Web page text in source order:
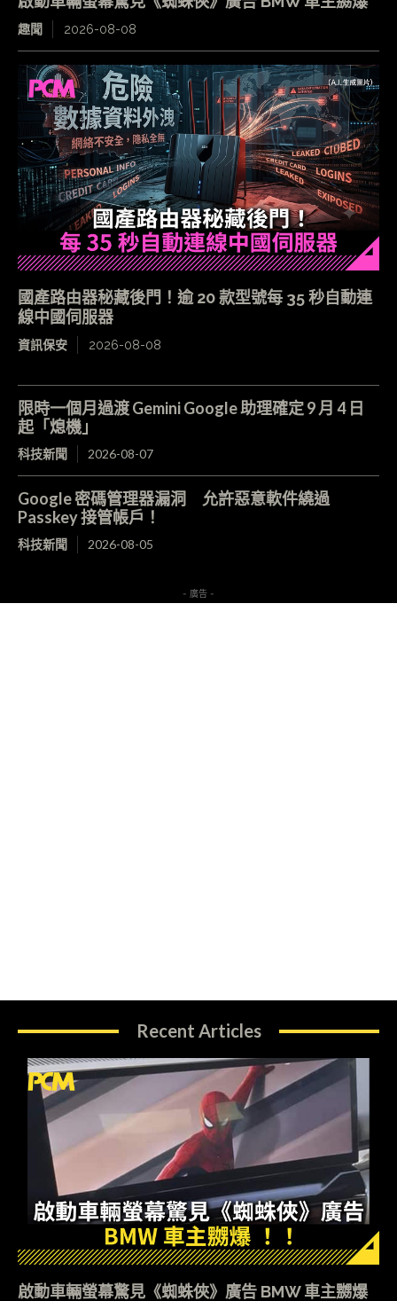
趣聞 2026-08-08
國產路由器秘藏後門！逾 20 款型號每 35 秒自動連
線中國伺服器
資訊保安 2026-08-08
限時一個月過渡 Gemini Google 助理確定 9 月 4 日
起「熄機」
科技新聞 2026-08-07
Google 密碼管理器漏洞 允許惡意軟件繞過
Passkey 接管帳戶！
科技新聞 2026-08-05
- 廣告 -
Recent Articles
啟動車輛螢幕驚見《蜘蛛俠》廣告 BMW 車主嬲爆